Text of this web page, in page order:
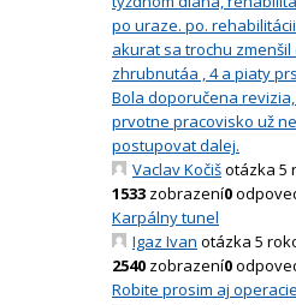
po uraze. po.
akurat sa trochu zmenšil
zhrubnutáa , 4 a piaty
Bola doporučena
prvotne pracovisko už
postupovat dalej.
Vaclav Kočišotázka 5
1533 zobrazení0
Karpálny tunel
Igaz Ivan otázka 5
2540 zobrazení0
Robite prosim aj